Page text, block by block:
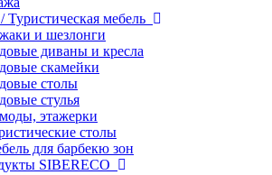
Туристическая мебель
и шезлонги
диваны и кресла
скамейки
столы
стулья
этажерки
столы
для барбекю зон
SIBERECO